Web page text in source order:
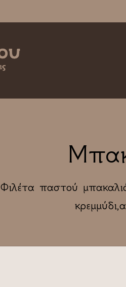
Φιλέτα παστού